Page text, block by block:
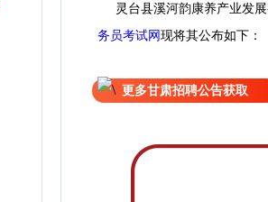
灵台县溪河韵康养产业发展
务员考试网现将其公布如下：
更多甘肃招聘公告获取